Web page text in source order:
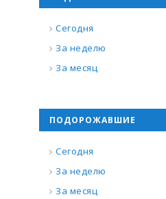
Сегодня
За неделю
За месяц
ПОДОРОЖАВШИЕ
Сегодня
За неделю
За месяц